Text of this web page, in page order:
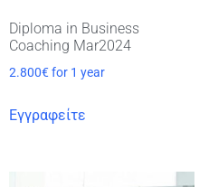
Diploma in Business
Coaching Mar2024
2.800€for 1 year
Εγγραφείτε